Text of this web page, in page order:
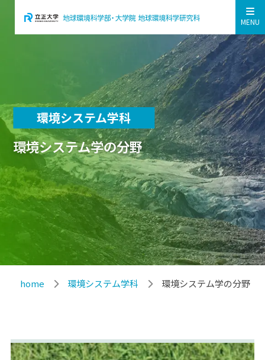
MENU
環境システム学科
環境システム学の分野
home 環境システム学科 環境システム学の分野